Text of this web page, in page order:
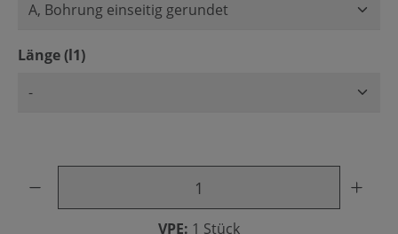
Länge (l1)auswählen
VPE: 1 Stück